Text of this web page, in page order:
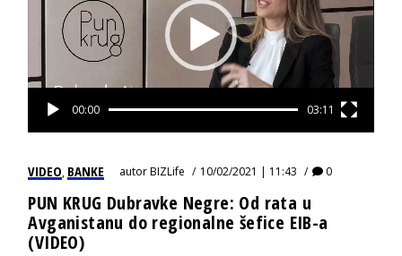
00:00 03:11
VIDEO, BANKE autorBIZLife 10/02/2021 | 11:43 0
PUN KRUG Dubravke Negre: Od rata u
Avganistanu do regionalne šefice EIB-a
(VIDEO)